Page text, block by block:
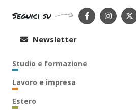
Seguici su
Newsletter
Studio e formazione
Lavoro e impresa
Estero